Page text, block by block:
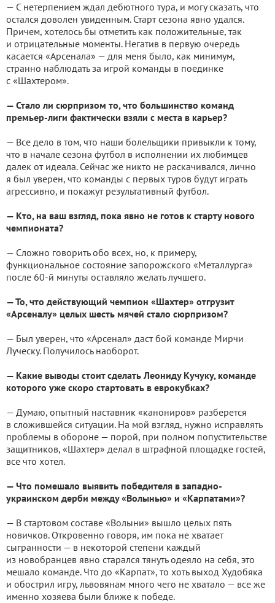
— С нетерпением ждал дебютного тура, и могу сказать, что
остался доволен увиденным. Старт сезона явно удался.
Причем, хотелось бы отметить как положительные, так
и отрицательные моменты. Негатив в первую очередь
касается «Арсенала» — для меня было, как минимум,
странно наблюдать за игрой команды в поединке
с «Шахтером».
— Стало ли сюрпризом то, что большинство команд
премьер-лиги фактически взяли с места в карьер?
— Все дело в том, что наши болельщики привыкли к тому,
что в начале сезона футбол в исполнении их любимцев
далек от идеала. Сейчас же никто не раскачивался, лично
я был уверен, что команды с первых туров будут играть
агрессивно, и покажут результативный футбол.
— Кто, на ваш взгляд, пока явно не готов к старту нового
чемпионата?
— Сложно говорить обо всех, но, к примеру,
функциональное состояние запорожского «Металлурга»
после 60-й минуты оставляло желать лучшего.
— То, что действующий чемпион «Шахтер» отгрузит
«Арсеналу» целых шесть мячей стало сюрпризом?
— Был уверен, что «Арсенал» даст бой команде Мирчи
Луческу. Получилось наоборот.
— Какие выводы стоит сделать Леониду Кучуку, команде
которого уже скоро стартовать в еврокубках?
— Думаю, опытный наставник «канониров» разберется
в сложившейся ситуации. На мой взгляд, нужно исправлять
проблемы в обороне — порой, при полном попустительстве
защитников, «Шахтер» делал в штрафной площадке гостей,
все что хотел.
— Что помешало выявить победителя в западно-
украинском дерби между «Волынью» и «Карпатами»?
— В стартовом составе «Волыни» вышло целых пять
новичков. Откровенно говоря, им пока не хватает
сыгранности — в некоторой степени каждый
из новобранцев явно старался тянуть одеяло на себя, это
мешало команде. Что до «Карпат», то хоть выход Худобяка
и обострил игру, львовянам много чего не хватало — все же
именно хозяева были ближе к победе.